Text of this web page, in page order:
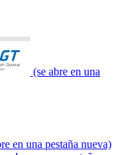
(se abre en una
en una pestaña nueva)